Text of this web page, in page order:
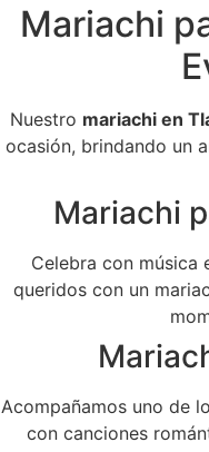
Mariachi
Nuestro mariachi en
ocasión, brindando un
Mariachi
Celebra con música
queridos con un
Acompañamos uno de
con canciones